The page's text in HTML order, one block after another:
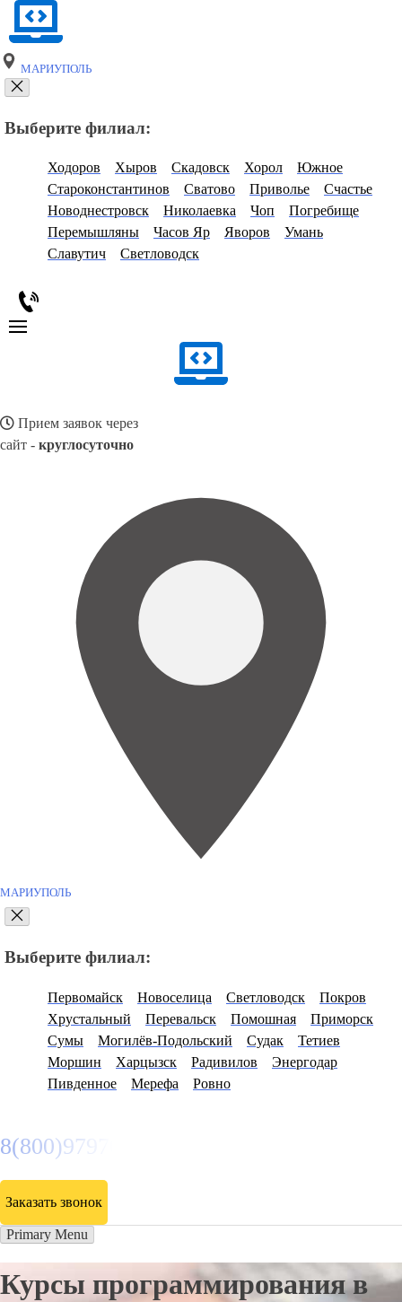
МАРИУПОЛЬ
Выберите филиал:
Ходоров Хыров Скадовск Хорол
Южное
Староконстантинов
Сватово Приволье
Счастье
Новоднестровск
Николаевка Чоп
Погребище
Перемышляны
Часов Яр Яворов
Умань
Славутич
Светловодск
Прием заявок через
сайт - круглосуточно
МАРИУПОЛЬ
Выберите филиал:
Первомайск Новоселица Светловодск
Покров
Хрустальный
Перевальск Помошная
Приморск
Сумы
Могилёв-Подольский Судак
Тетиев
Моршин
Харцызск Радивилов
Энергодар
Пивденное
Мерефа Ровно
8(800)9797043
Заказать звонок
Primary Menu
Курсы программирования в